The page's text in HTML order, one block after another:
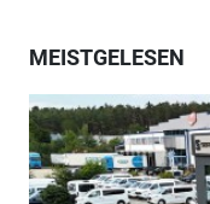
MEISTGELESEN